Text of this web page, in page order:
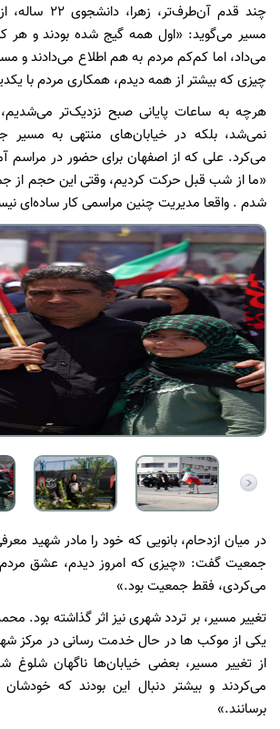
چند قدم
مسیر می‌گوید: «اول همه گیج شده بودند و هر
می‌داد، اما کم‌کم مردم به هم اطلاع می‌دادند و
چیزی که بیشتر از همه دیدم، همکاری مردم با
هرچه به ساعات پایانی صبح نزدیک‌تر
نمی‌شد، بلکه در خیابان‌های منتهی به مسیر
می‌کرد. علی که از اصفهان برای حضور در مراسم
«ما از شب قبل حرکت کردیم، وقتی این حجم از
شدم . واقعا مدیریت چنین مراسمی کار ساده‌ای
در میان ازدحام، بانویی که خود را مادر شهید
جمعیت گفت: «چیزی که امروز دیدم، عشق مردم
می‌کردی، فقط جمعیت بود.»
تغییر مسیر، بر تردد شهری نیز اثر گذاشته بود.
یکی از موکب ها در حال خدمت رسانی در مرکز
از تغییر مسیر، بعضی خیابان‌ها ناگهان شلوغ
می‌کردند و بیشتر دنبال این بودند که خودشان
برسانند.»